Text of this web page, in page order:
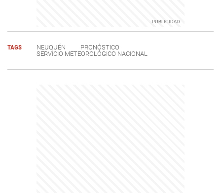
TAGS NEUQUÉN
PRONÓSTICO
SERVICIO METEOROLÓGICO NACIONAL